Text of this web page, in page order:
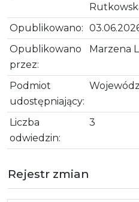
Opublikowano:
Opublikowano
przez:
Marzena
Podmiot
udostępniający:
Liczba
odwiedzin:
3
Rejestr zmian